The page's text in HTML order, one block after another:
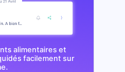
alimentaires et
facilement sur